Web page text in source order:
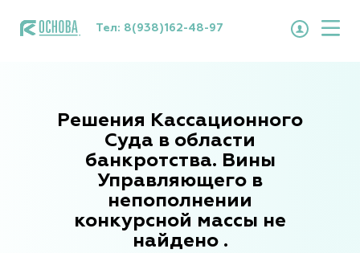
Тел: 8(938)162-48-97
Решения Кассационного
Суда в области
банкротства. Вины
Управляющего в
непополнении
конкурсной массы не
найдено .